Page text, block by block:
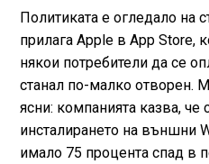
Политиката е огледало на
прилага Apple в App Store,
някои потребители да се
станал по-малко отворен.
ясни: компанията казва, че
инсталирането на външни
имало 75 процента спад в